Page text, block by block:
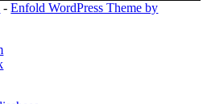
-Enfold WordPress Theme by